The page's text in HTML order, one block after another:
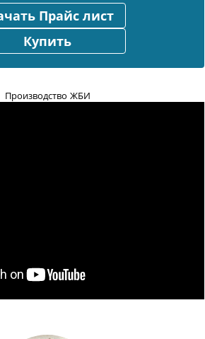
Прайс лист
Купить
Производство ЖБИ